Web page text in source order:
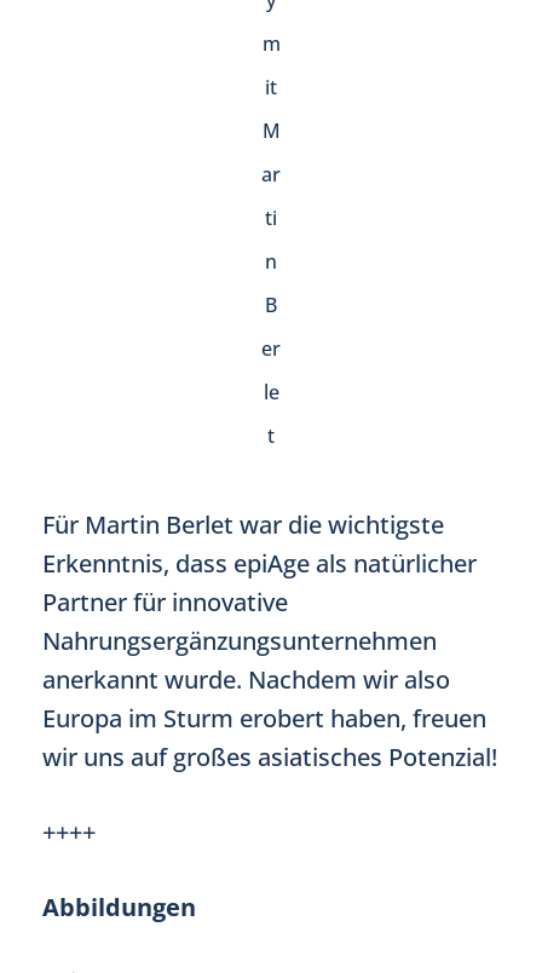
m
it
M
ar
ti
n
B
er
le
t
Für Martin Berlet war die wichtigste
Erkenntnis, dass epiAge als natürlicher
Partner für innovative
Nahrungsergänzungsunternehmen
anerkannt wurde. Nachdem wir also
Europa im Sturm erobert haben, freuen
wir uns auf großes asiatisches Potenzial!
++++
Abbildungen